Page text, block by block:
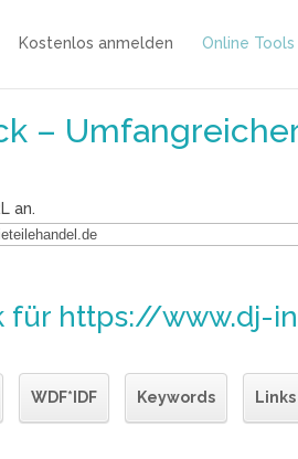
Kostenlos anmelden Online Tools
–
an.
für https://www.dj-
WDF*IDF Keywords Links